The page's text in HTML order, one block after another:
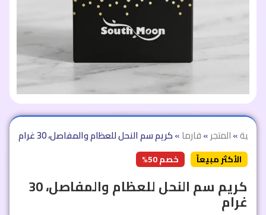
»المتجر»فارما»كريم سم النحل للعظام والمفاصل، 30 غرام
الأكثر مبيعاً خصم 50%
كريم سم النحل للعظام والمفاصل، 30
غرام